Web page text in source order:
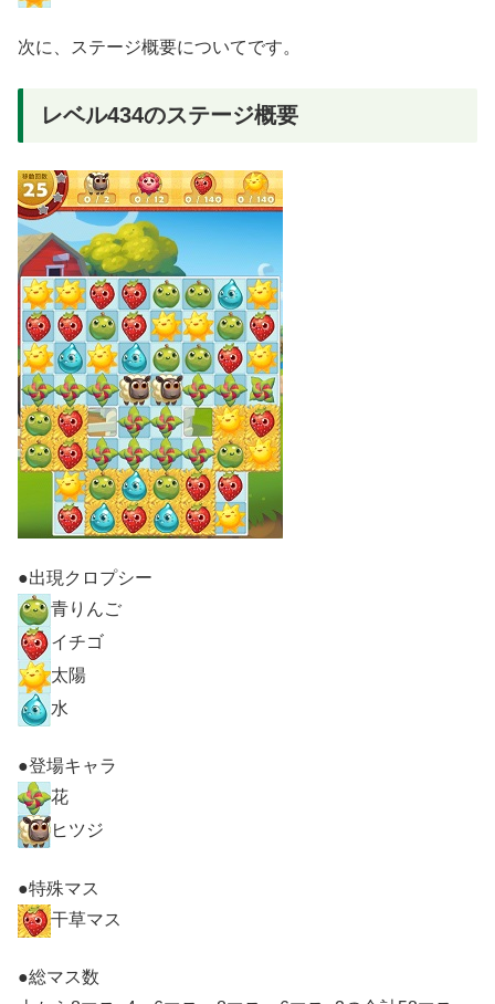
次に、ステージ概要についてです。
レベル434のステージ概要
●出現クロプシー
青りんご
イチゴ
太陽
水
●登場キャラ
花
ヒツジ
●特殊マス
干草マス
●総マス数